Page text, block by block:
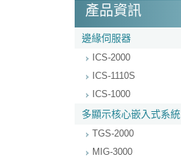
產品資訊
邊緣伺服器
ICS-2000
ICS-1110S
ICS-1000
多顯示核心嵌入式系統
TGS-2000
MIG-3000